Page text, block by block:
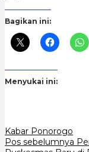
Bagikan ini:
Menyukai ini:
Kabar Ponorogo
Navigasi
Pos sebelumnya